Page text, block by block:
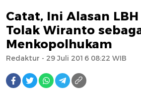
Catat, Ini Alasan
Tolak Wiranto
Menkopolhukam
Redaktur - 29 Juli 2016 08:22 WIB